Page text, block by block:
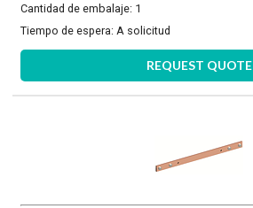
Cantidad de embalaje: 1
Tiempo de espera: A solicitud
REQUEST QUOTE